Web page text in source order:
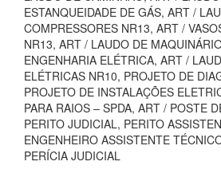
ESTANQUEIDADE DE GÁS, ART /
COMPRESSORES NR13, ART /
NR13, ART / LAUDO DE
ENGENHARIA ELÉTRICA, ART /
ELÉTRICAS NR10, PROJETO DE
PROJETO DE INSTALAÇÕES
PARA RAIOS – SPDA, ART / POSTE
PERITO JUDICIAL, PERITO
ENGENHEIRO ASSISTENTE
PERÍCIA JUDICIAL